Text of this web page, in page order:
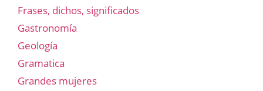
Frases, dichos, significados
Gastronomía
Geología
Gramatica
Grandes mujeres